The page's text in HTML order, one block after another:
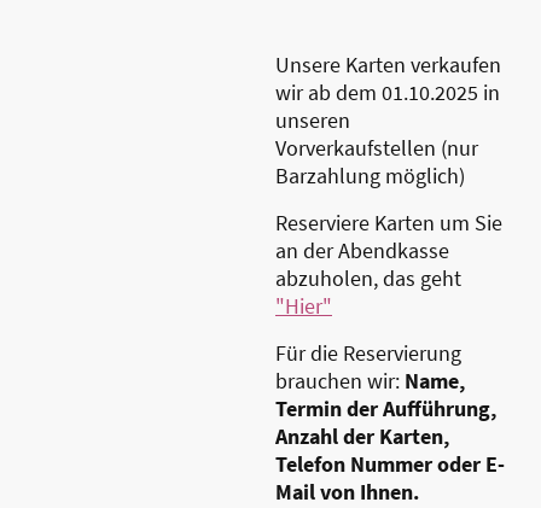
Unsere Karten verkaufen
wir ab dem 01.10.2025 in
unseren
Vorverkaufstellen (nur
Barzahlung möglich)
Reserviere Karten um Sie
an der Abendkasse
abzuholen, das geht
"Hier"
Für die Reservierung
brauchen wir: Name,
Termin der Aufführung,
Anzahl der Karten,
Telefon Nummer oder E-
Mail von Ihnen.